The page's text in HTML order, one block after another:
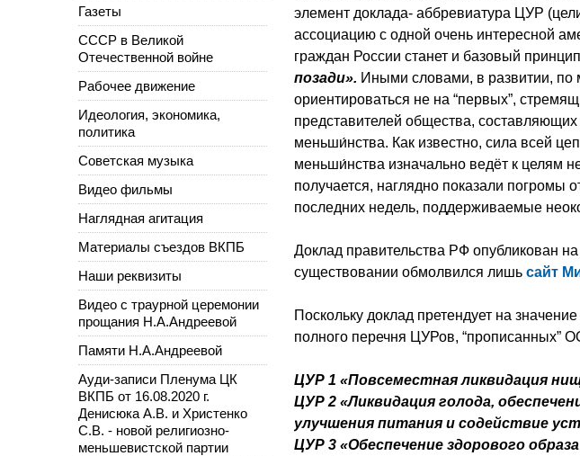
элемент доклада- аббревиатура ЦУР
ассоциацию с одной очень интересной
граждан России станет и базовый
позади». Иными словами, в развитии,
ориентироваться не на “первых”,
представителей общества,
меньши́нства. Как известно, сила всей
меньши́нства изначально ведёт к целям
получается, наглядно показали погромы
последних недель, поддерживаемые
Доклад правительства РФ опубликован
существовании обмолвился лишь сайт
Поскольку доклад претендует на
полного перечня ЦУРов, “прописанных”
ЦУР 1 «Повсеместная ликвидация
ЦУР 2 «Ликвидация голода,
улучшения питания и содействие
ЦУР 3 «Обеспечение здорового
Газеты
СССР в Великой
Отечественной войне
Рабочее движение
Идеология, экономика,
политика
Советская музыка
Видео фильмы
Наглядная агитация
Материалы съездов ВКПБ
Наши реквизиты
Видео с траурной церемонии
прощания Н.А.Андреевой
Памяти Н.А.Андреевой
Ауди-записи Пленума ЦК
ВКПБ от 16.08.2020 г.
Денисюка А.В. и Христенко
С.В. - новой религиозно-
меньшевистской партии